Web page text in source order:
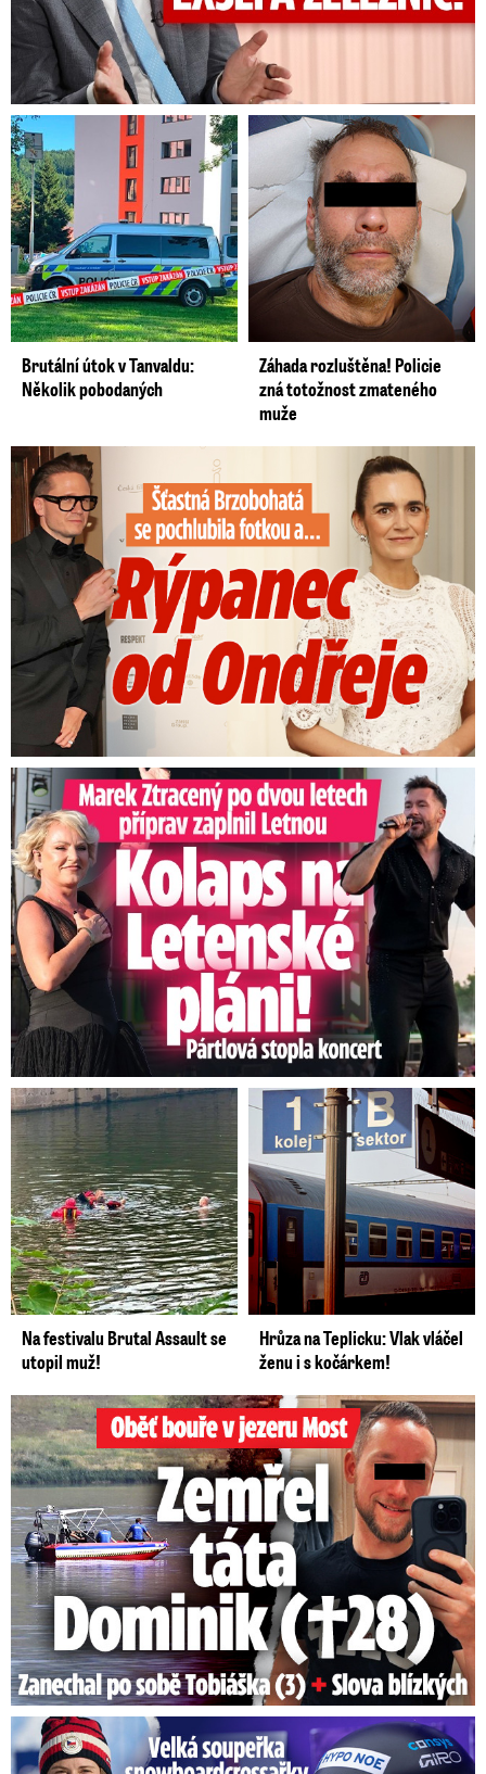
Brutální útok v Tanvaldu:
Několik pobodaných
Záhada rozluštěna! Policie
zná totožnost zmateného
muže
Šťastná Brzobohatá se pochlubila fotkou: Rýpanec od Ondřeje
Marek Ztracený na Letné: Pártlová stopla koncert
Na festivalu Brutal Assault se
utopil muž!
Hrůza na Teplicku: Vlak vláčel
ženu i s kočárkem!
Oběť bouře v jezeru Most: Zemřel táta Dominik (†28)
Velká soupeřka Adamczykové: Šokující konec!